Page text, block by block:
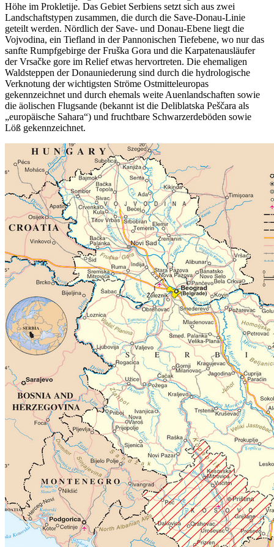
Höhe im Prokletije. Das Gebiet Serbiens setzt sich aus zwei
Landschaftstypen zusammen, die durch die Save-Donau-Linie
geteilt werden. Nördlich der Save- und Donau-Ebene liegt die
Vojvodina, ein Tiefland in der Pannonischen Tiefebene, wo nur das
sanfte Rumpfgebirge der Fruška Gora und die Karpatenausläufer
der Vrsačke gore im Relief etwas hervortreten. Die ehemaligen
Waldsteppen der Donauniederung sind durch die hydrologische
Verknotung der wichtigsten Ströme Ostmitteleuropas
gekennzeichnet und durch ehemals weite Auenlandschaften sowie
die äolischen Flugsande (bekannt ist die Deliblatska Peščara als
„europäische Sahara“) und fruchtbare Schwarzerdeböden sowie
Löß gekennzeichnet.